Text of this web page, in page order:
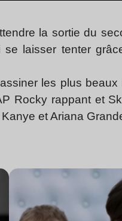
la sortie du
laisser tenter
les plus
Rocky rappant et
et Ariana